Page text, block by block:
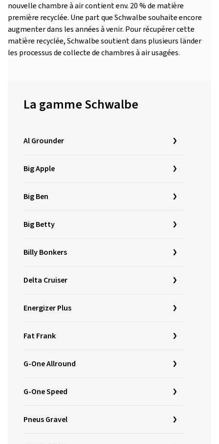
nouvelle chambre à air contient env. 20 % de matière
première recyclée. Une part que Schwalbe souhaite encore
augmenter dans les années à venir. Pour récupérer cette
matière recyclée, Schwalbe soutient dans plusieurs länder
les processus de collecte de chambres à air usagées.
La gamme Schwalbe
Al Grounder
Big Apple
Big Ben
Big Betty
Billy Bonkers
Delta Cruiser
Energizer Plus
Fat Frank
G-One Allround
G-One Speed
Pneus Gravel